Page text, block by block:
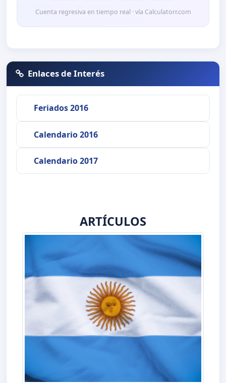
Cuenta regresiva en tiempo real · vía Calculatorr.com
Enlaces de Interés
Feriados 2016
Calendario 2016
Calendario 2017
ARTÍCULOS